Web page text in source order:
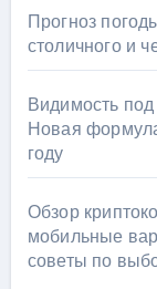
Прогноз
столичного и
Видимость
Новая
году
Обзор
мобильные
советы по